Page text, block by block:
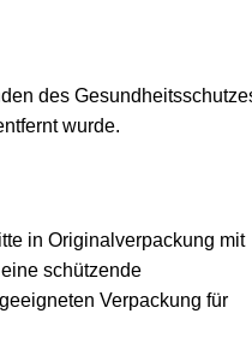
des
wurde.
in Originalverpackung mit
schützende
Verpackung für